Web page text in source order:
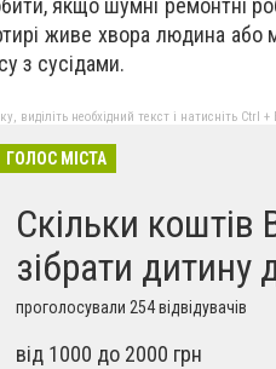
якщо шумні ремонтні
живе хвора людина або
з сусідами.
виділіть необхідний текст і натисніть Ctrl
ГОЛОС МІСТА
Скільки
зібрати дитину
проголосували 254 відвідувачів
від 1000 до 2000 грн